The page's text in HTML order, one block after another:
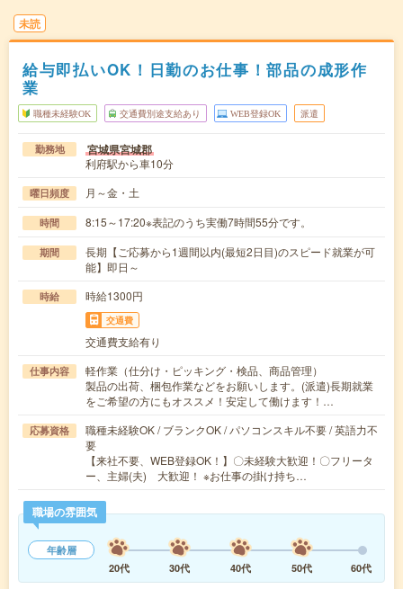
未読
給与即払いOK！日勤のお仕事！部品の成形作
業
職種未経験OK 交通費別途支給あり WEB登録OK 派遣
勤務地 宮城県宮城郡
利府駅から車10分
曜日頻度 月～金・土
時間 8:15～17:20※表記のうち実働7時間55分です。
期間
長期【ご応募から1週間以内(最短2日目)のスピード就業が可
能】即日～
時給 時給1300円
交通費
交通費支給有り
仕事内容
軽作業（仕分け・ピッキング・検品、商品管理）
製品の出荷、梱包作業などをお願いします。(派遣)長期就業
をご希望の方にもオススメ！安定して働けます！…
応募資格
職種未経験OK / ブランクOK / パソコンスキル不要 / 英語力不
要
【来社不要、WEB登録OK！】〇未経験大歓迎！〇フリータ
ー、主婦(夫) 大歓迎！ ※お仕事の掛け持ち…
職場の雰囲気
年齢層
20代
30代 40代 50代 60代